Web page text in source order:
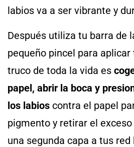
labios va a ser vibrante y
Después utiliza tu barra de
pequeño pincel para
truco de toda la vida es
papel, abrir la boca y
los labios contra el papel
pigmento y retirar el
una segunda capa a tus red